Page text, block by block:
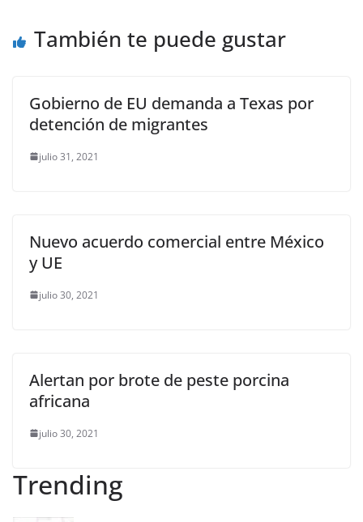
También te puede gustar
Gobierno de EU demanda a Texas por
detención de migrantes
julio 31, 2021
Nuevo acuerdo comercial entre México
y UE
julio 30, 2021
Alertan por brote de peste porcina
africana
julio 30, 2021
Trending